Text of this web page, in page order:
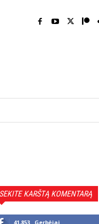
KARŠTĄ KOMENTARĄ
41,853 Gerbėjai